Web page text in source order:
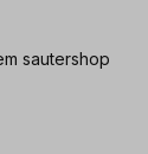
sautershop